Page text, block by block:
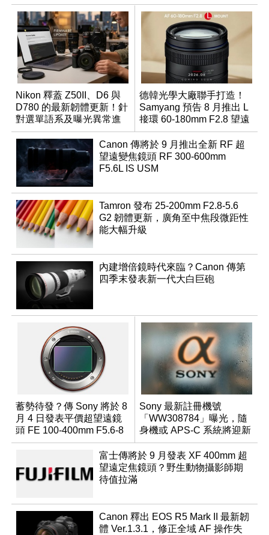
Nikon 釋蓋 Z50II、D6 與
D780 的最新韌體更新！針
對選單語系及曝光異常進
行修復
德韓光學大廠聯手打造！
Samyang 預告 8 月推出 L
接環 60-180mm F2.8 望遠
變焦鏡
Canon 傳將於 9 月推出全新 RF 超
望遠變焦鏡頭 RF 300-600mm
F5.6L IS USM
Tamron 發布 25-200mm F2.8-5.6
G2 韌體更新，廣角至中焦段微距性
能大幅升級
內建增倍鏡時代來臨？Canon 傳第
四季末發表新一代大白巨砲
蓄勢待發？傳 Sony 將於 8
月 4 日發表平價超望遠鏡
頭 FE 100-400mm F5.6-8
Sony 最新註冊機號
「WW308784」曝光，隨
身機或 APS-C 系統將迎新
成員？
富士傳將於 9 月發表 XF 400mm 超
望遠定焦鏡頭？野生動物攝影師期
待值拉滿
Canon 釋出 EOS R5 Mark II 最新韌
體 Ver.1.3.1，修正全域 AF 操作失